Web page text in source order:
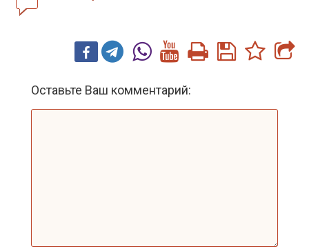
Оставьте Ваш комментарий: